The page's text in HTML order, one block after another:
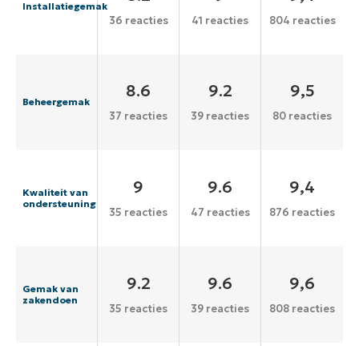
Installatiegemak
36 reacties 41 reacties 804 reacties
Beheergemak
8.6
37 reacties
9.2
39 reacties
9,5
80 reacties
Kwaliteit van
ondersteuning
9
35 reacties
9.6
47 reacties
9,4
876 reacties
Gemak van
zakendoen
9.2
35 reacties
9.6
39 reacties
9,6
808 reacties